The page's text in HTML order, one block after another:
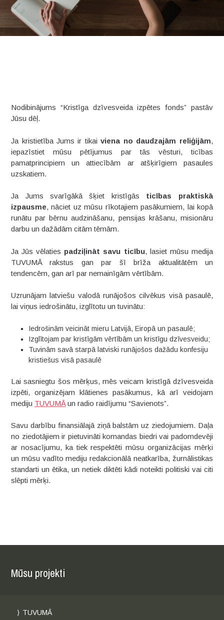
Nodibinājums “Kristīga dzīvesveida izpētes fonds” pastāv
Jūsu dēļ.
Ja kristietība Jums ir tikaiviena no daudzajām reliģijām,
iepazīstiet mūsu pētījumus par tās vēsturi, ticības
pamatprincipiem un attiecībām ar atšķirīgiem pasaules
uzskatiem.
Ja Jums svarīgākā šķiet kristīgās ticības praktiskā
izpausme, nāciet uz mūsu rīkotajiem pasākumiem, lai kopā
runātu par bērnu audzināšanu, pensijas krāšanu, misionāru
darbu un dažādām citām tēmām.
Ja Jūs vēlaties padziļināt savu ticību, lasiet mūsu medija
TUVUMĀ rakstus gan par šī brīža aktualitātēm un
tendencēm, gan arī par nemainīgām vērtībām.
Uzrunājam latviešu valodā runājošos cilvēkus visā pasaulē,
lai viņus iedrošinātu, izglītotu un tuvinātu:
Iedrošinām veicināt mieru Latvijā, Eiropā un pasaulē;
Izglītojam par kristīgām vērtībām un kristīgu dzīvesveidu;
Tuvinām savā starpā latviski runājošos dažādu konfesiju
kristiešus visā pasaulē
Lai sasniegtu šos mērķus, mēs veicam kristīgā dzīvesveida
izpēti, organizējam klātienes pasākumus, kā arī veidojam
mediju TUVUMĀun radio raidījumu “Savienots”.
Savu darbību finansiālajā ziņā balstām uz ziedojumiem. Daļa
no ziedotājiem ir pietuvināti komandas biedri vai padomdevēji
ar nosacījumu, ka tiek respektēti mūsu organizācijas mērķi
un mūsu vadīto mediju redakcionālā neatkarība, žurnālistikas
standarti un ētika, un netiek diktēti kādi noteikti politiski vai citi
slēpti mērķi.
Mūsu projekti
TUVUMĀ